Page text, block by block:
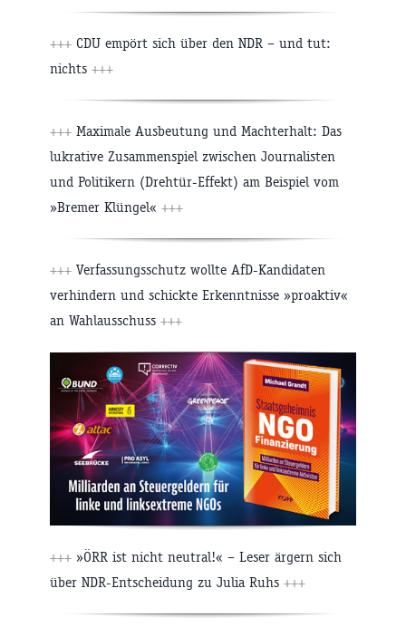
+++ CDU empört sich über den NDR – und tut:
nichts +++
+++ Maximale Ausbeutung und Machterhalt: Das
lukrative Zusammenspiel zwischen Journalisten
und Politikern (Drehtür-Effekt) am Beispiel vom
»Bremer Klüngel« +++
+++ Verfassungsschutz wollte AfD-Kandidaten
verhindern und schickte Erkenntnisse »proaktiv«
an Wahlausschuss +++
+++ »ÖRR ist nicht neutral!« – Leser ärgern sich
über NDR-Entscheidung zu Julia Ruhs +++